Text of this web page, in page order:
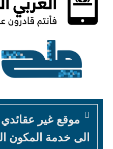
موقع غير
الى خدمة المكون